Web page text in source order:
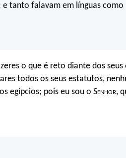
e tanto falavam em línguas como
o que é reto diante dos seus
todos os seus estatutos,
egípcios; pois eu sou o Senhor,